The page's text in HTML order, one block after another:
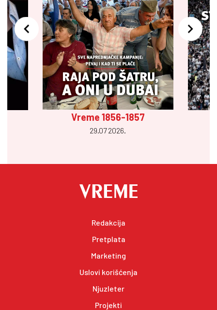
Vreme 1856-1857
29.07 2026.
Redakcija
Pretplata
Marketing
Uslovi korišćenja
Njuzleter
Projekti